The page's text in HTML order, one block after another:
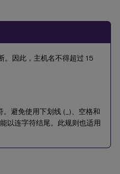
。因此，主机名不得超过 15
避免使用下划线 (_)、空格和
以连字符结尾。此规则也适用